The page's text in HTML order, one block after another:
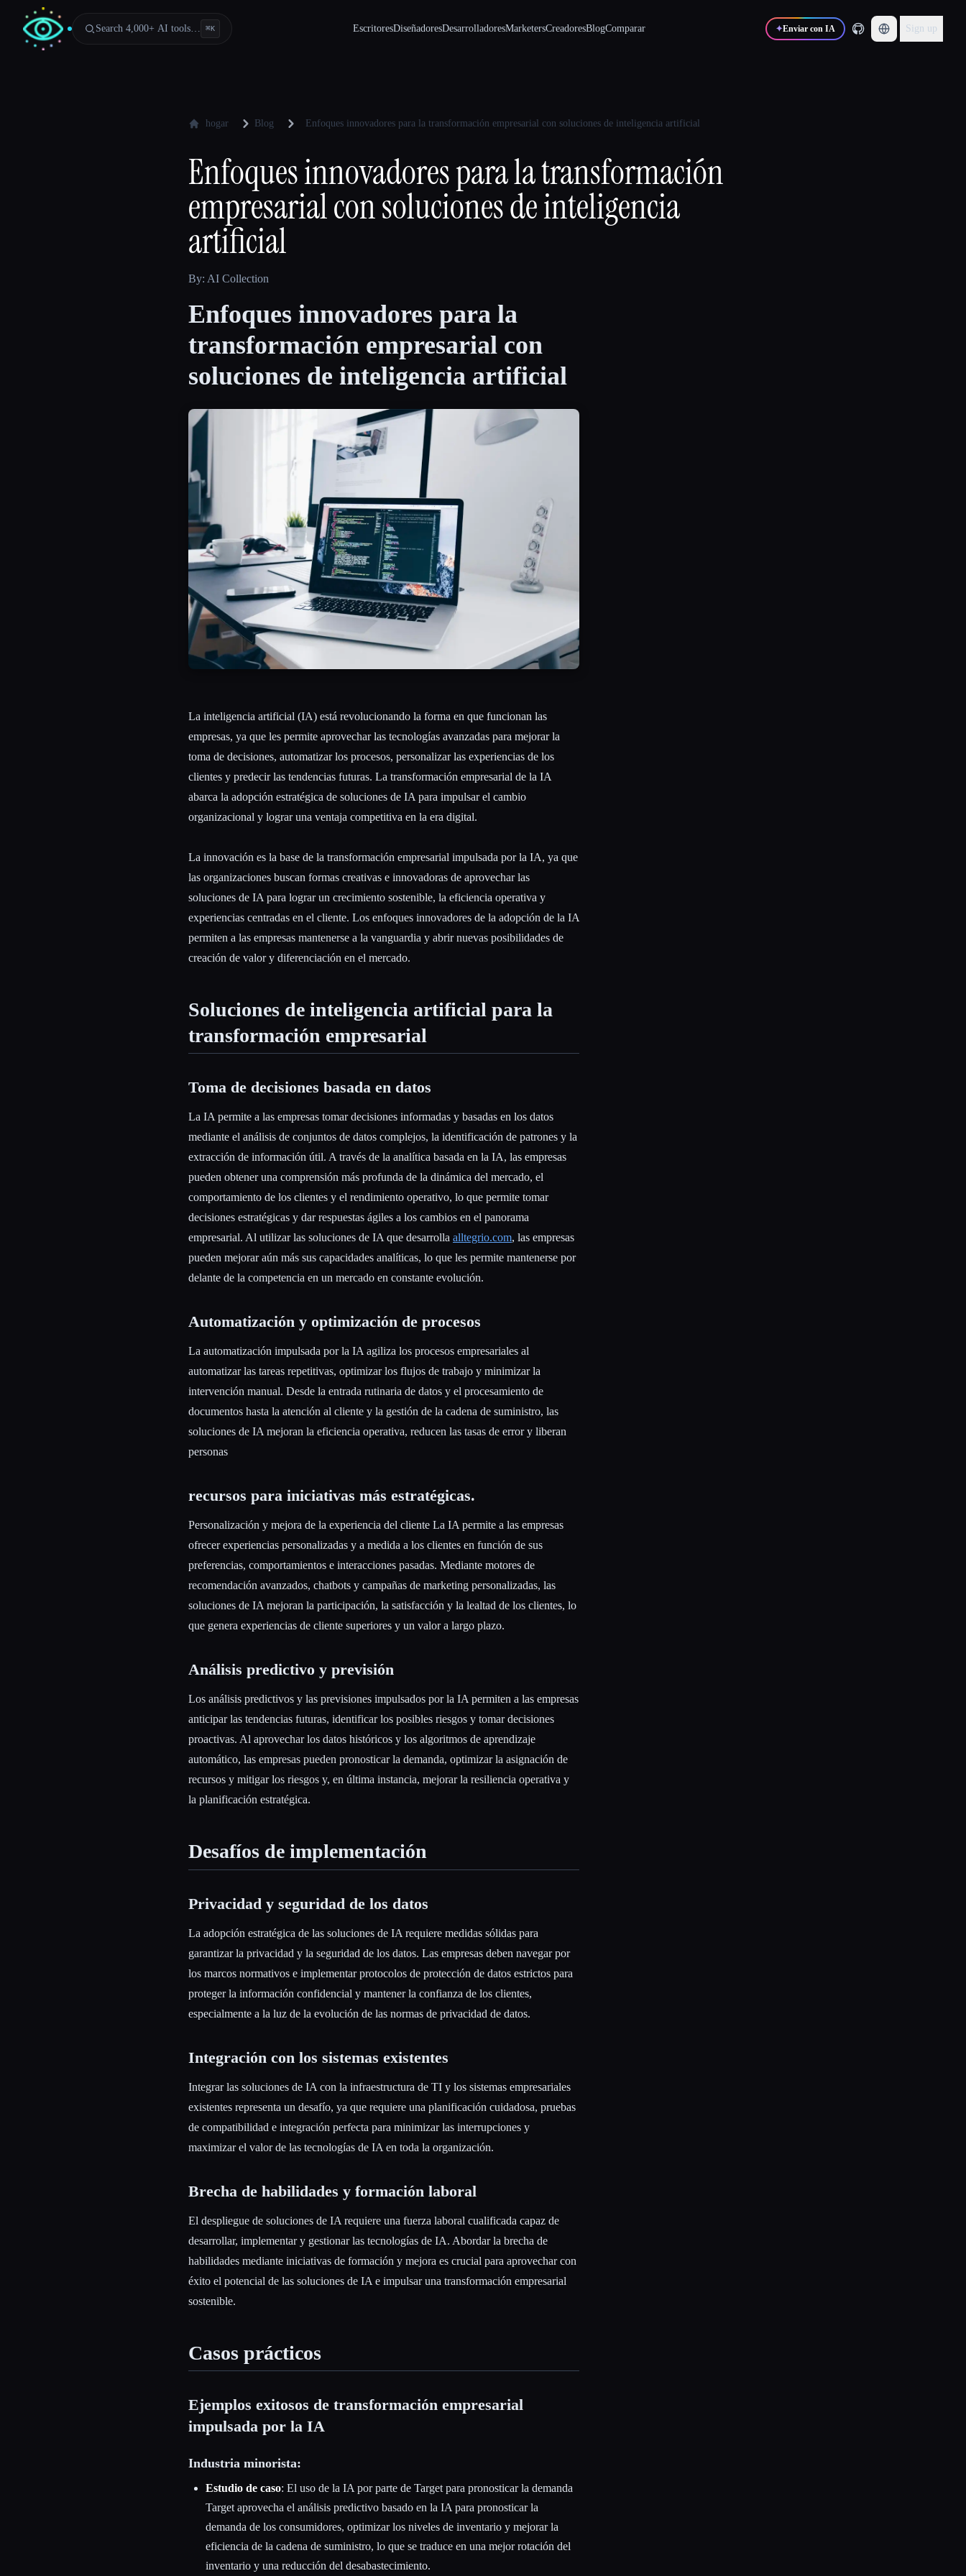
Search 4,000+ AI tools… ⌘K EscritoresDiseñadoresDesarrolladoresMarketersCreadoresBlogComparar ✦Enviar con IA Sign up
hogar Blog Enfoques innovadores para la transformación empresarial con soluciones de inteligencia artificial
Enfoques innovadores para la transformación
empresarial con soluciones de inteligencia
artificial
By: AI Collection
Enfoques innovadores para la
transformación empresarial con
soluciones de inteligencia artificial
La inteligencia artificial (IA) está revolucionando la forma en que funcionan las
empresas, ya que les permite aprovechar las tecnologías avanzadas para mejorar la
toma de decisiones, automatizar los procesos, personalizar las experiencias de los
clientes y predecir las tendencias futuras. La transformación empresarial de la IA
abarca la adopción estratégica de soluciones de IA para impulsar el cambio
organizacional y lograr una ventaja competitiva en la era digital.
La innovación es la base de la transformación empresarial impulsada por la IA, ya que
las organizaciones buscan formas creativas e innovadoras de aprovechar las
soluciones de IA para lograr un crecimiento sostenible, la eficiencia operativa y
experiencias centradas en el cliente. Los enfoques innovadores de la adopción de la IA
permiten a las empresas mantenerse a la vanguardia y abrir nuevas posibilidades de
creación de valor y diferenciación en el mercado.
Soluciones de inteligencia artificial para la
transformación empresarial
Toma de decisiones basada en datos
La IA permite a las empresas tomar decisiones informadas y basadas en los datos
mediante el análisis de conjuntos de datos complejos, la identificación de patrones y la
extracción de información útil. A través de la analítica basada en la IA, las empresas
pueden obtener una comprensión más profunda de la dinámica del mercado, el
comportamiento de los clientes y el rendimiento operativo, lo que permite tomar
decisiones estratégicas y dar respuestas ágiles a los cambios en el panorama
empresarial. Al utilizar las soluciones de IA que desarrolla alltegrio.com, las empresas
pueden mejorar aún más sus capacidades analíticas, lo que les permite mantenerse por
delante de la competencia en un mercado en constante evolución.
Automatización y optimización de procesos
La automatización impulsada por la IA agiliza los procesos empresariales al
automatizar las tareas repetitivas, optimizar los flujos de trabajo y minimizar la
intervención manual. Desde la entrada rutinaria de datos y el procesamiento de
documentos hasta la atención al cliente y la gestión de la cadena de suministro, las
soluciones de IA mejoran la eficiencia operativa, reducen las tasas de error y liberan
personas
recursos para iniciativas más estratégicas.
Personalización y mejora de la experiencia del cliente La IA permite a las empresas
ofrecer experiencias personalizadas y a medida a los clientes en función de sus
preferencias, comportamientos e interacciones pasadas. Mediante motores de
recomendación avanzados, chatbots y campañas de marketing personalizadas, las
soluciones de IA mejoran la participación, la satisfacción y la lealtad de los clientes, lo
que genera experiencias de cliente superiores y un valor a largo plazo.
Análisis predictivo y previsión
Los análisis predictivos y las previsiones impulsados por la IA permiten a las empresas
anticipar las tendencias futuras, identificar los posibles riesgos y tomar decisiones
proactivas. Al aprovechar los datos históricos y los algoritmos de aprendizaje
automático, las empresas pueden pronosticar la demanda, optimizar la asignación de
recursos y mitigar los riesgos y, en última instancia, mejorar la resiliencia operativa y
la planificación estratégica.
Desafíos de implementación
Privacidad y seguridad de los datos
La adopción estratégica de las soluciones de IA requiere medidas sólidas para
garantizar la privacidad y la seguridad de los datos. Las empresas deben navegar por
los marcos normativos e implementar protocolos de protección de datos estrictos para
proteger la información confidencial y mantener la confianza de los clientes,
especialmente a la luz de la evolución de las normas de privacidad de datos.
Integración con los sistemas existentes
Integrar las soluciones de IA con la infraestructura de TI y los sistemas empresariales
existentes representa un desafío, ya que requiere una planificación cuidadosa, pruebas
de compatibilidad e integración perfecta para minimizar las interrupciones y
maximizar el valor de las tecnologías de IA en toda la organización.
Brecha de habilidades y formación laboral
El despliegue de soluciones de IA requiere una fuerza laboral cualificada capaz de
desarrollar, implementar y gestionar las tecnologías de IA. Abordar la brecha de
habilidades mediante iniciativas de formación y mejora es crucial para aprovechar con
éxito el potencial de las soluciones de IA e impulsar una transformación empresarial
sostenible.
Casos prácticos
Ejemplos exitosos de transformación empresarial
impulsada por la IA
Industria minorista:
Estudio de caso: El uso de la IA por parte de Target para pronosticar la demanda
Target aprovecha el análisis predictivo basado en la IA para pronosticar la
demanda de los consumidores, optimizar los niveles de inventario y mejorar la
eficiencia de la cadena de suministro, lo que se traduce en una mejor rotación del
inventario y una reducción del desabastecimiento.